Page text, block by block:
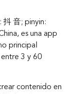
抖 音; pinyin:
es una app
principal
3 y 60
contenido en